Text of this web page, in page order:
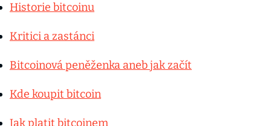
Historie bitcoinu
Kritici a zastánci
Bitcoinová peněženka aneb jak začít
Kde koupit bitcoin
Jak platit bitcoinem